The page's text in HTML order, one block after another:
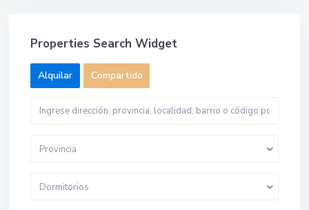
Properties Search Widget
Alquilar Compartido
Provincia
Dormitorios